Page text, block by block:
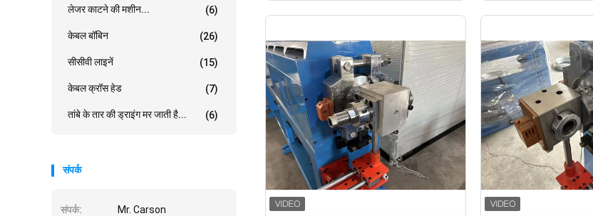
लेजर काटने की मशीन... (6)
केबल बॉबिन (26)
सीसीवी लाइनें (15)
केबल क्रॉस हेड (7)
तांबे के तार की ड्राइंग मर जाती है... (6)
संपर्क
संपर्क: Mr. Carson